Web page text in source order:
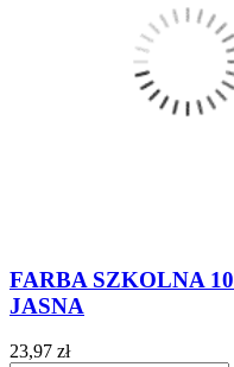
FARBA SZKOLNA
JASNA
23,97 zł